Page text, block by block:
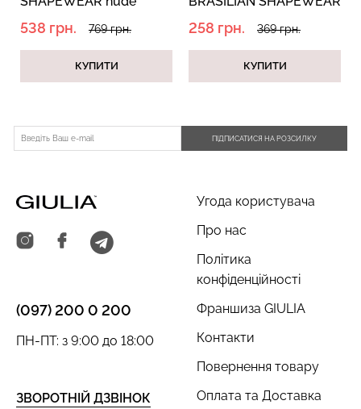
538 грн. 769 грн.
КУПИТИ
258 грн. 369 грн.
КУПИТИ
ПІДПИСАТИСЯ НА РОЗСИЛКУ
Угода користувача
Про нас
Політика
конфіденційності
Франшиза GIULIA
Контакти
Повернення товару
Оплата та Доставка
(097) 200 0 200
ЗВОРОТНІЙ ДЗВІНОК
ПН-ПТ: з 9:00 до 18:00